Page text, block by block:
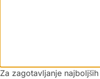
Za zagotavljanje